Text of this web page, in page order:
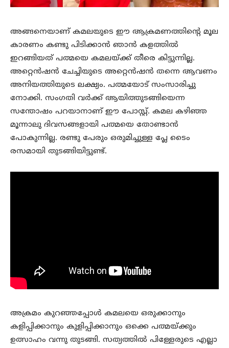
അങ്ങനെയാണ് കമലയുടെ ഈ ആക്രമണത്തിന്റെ മൂല
കാരണം കണ്ടു പിടിക്കാന്‍ ഞാന്‍ കളത്തില്‍
ഇറങ്ങിയത് പത്മയെ കമലയ്ക്ക് തീരെ കിട്ടുന്നില്ല.
അറ്റെന്‍ഷന്‍ ചേച്ചിയുടെ അറ്റെന്‍ഷന്‍ തന്നെ ആവണം
അനിയത്തിയുടെ ലക്ഷ്യം. പത്മയോട് സംസാരിച്ചു
നോക്കി. സംഗതി വര്‍ക്ക് ആയിത്തുടങ്ങിയെന്ന
സന്തോഷം പറയാനാണ് ഈ പോസ്റ്റ്. കമല കഴിഞ്ഞ
മൂന്നാലു ദിവസങ്ങളായി പത്മയെ തോണ്ടാന്‍
പോകുന്നില്ല. രണ്ടു പേരും ഒരുമിച്ചുള്ള പ്ലേ ടൈം
രസമായി തുടങ്ങിയിട്ടുണ്ട്.
അക്രമം കുറഞ്ഞപ്പോള്‍ കമലയെ ഒരുക്കാനും
കളിപ്പിക്കാനും കുളിപ്പിക്കാനും ഒക്കെ പത്മയ്ക്കും
ഉത്സാഹം വന്നു തുടങ്ങി. സത്യത്തില്‍ പിള്ളേരുടെ എല്ലാ